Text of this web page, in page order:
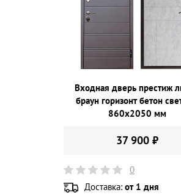
Входная дверь престиж
браун горизонт бетон
860х2050 мм
37 900 ₽
0
Доставка: от 1 дня